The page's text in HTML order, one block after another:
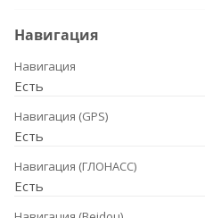
Навигация
Навигация
Есть
Навигация (GPS)
Есть
Навигация (ГЛОНАСС)
Есть